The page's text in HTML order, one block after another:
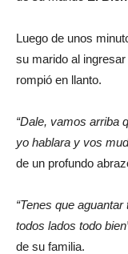
Luego de unos
su marido al
rompió en llanto.
“Dale, vamos arriba
yo hablara y vos
de un profundo
“Tenes que
todos lados todo
de su familia.